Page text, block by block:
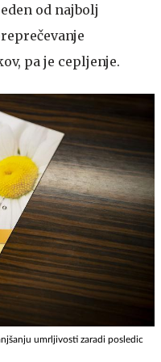
od najbolj
pa je cepljenje.
umrljivosti zaradi posledic